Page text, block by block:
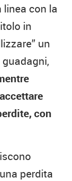
linea con la
in
un
con
perdita